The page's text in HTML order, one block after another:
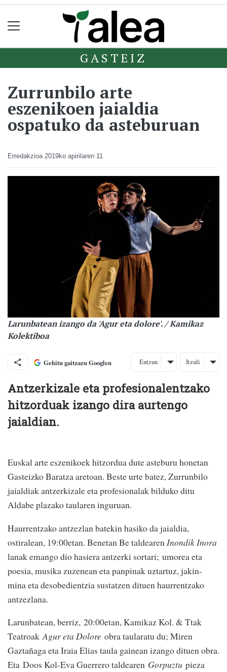
GASTEIZ
Zurrunbilo arte
eszenikoen jaialdia
ospatuko da asteburuan
Erredakzioa 2019ko apirilaren 11
Larunbatean izango da 'Agur eta dolore'. / Kamikaz
Kolektiboa
Gehitu gaitzazu Googlen Entzun Itzuli
Antzerkizale eta profesionalentzako
hitzorduak izango dira aurtengo
jaialdian.
Euskal arte eszenikoek hitzordua dute asteburu honetan
Gasteizko Baratza aretoan. Beste urte batez, Zurrunbilo
jaialdiak antzerkizale eta profesionalak bilduko ditu
Aldabe plazako taularen inguruan.
Haurrentzako antzezlan batekin hasiko da jaialdia,
ostiralean, 19:00etan. Benetan Be taldearen Inondik Inora
lanak emango dio hasiera antzerki sortari; umorea eta
poesia, musika zuzenean eta panpinak uztartuz, jakin-
mina eta desobedientzia sustatzen dituen haurrentzako
antzezlana.
Larunbatean, berriz, 20:00etan, Kamikaz Kol. & Ttak
TeatroakAgur eta Dolore obra taularatu du; Miren
Gaztañaga eta Iraia Elias taula gainean izango dituen obra.
Eta Doos Kol-Eva Guerrero taldearen Gorpuztu pieza